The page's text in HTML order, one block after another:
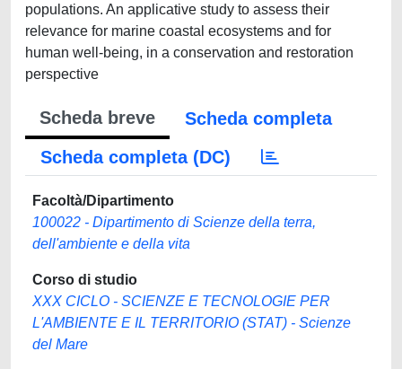
populations. An applicative study to assess their
relevance for marine coastal ecosystems and for
human well-being, in a conservation and restoration
perspective
Scheda breve
Scheda completa
Scheda completa (DC)
Facoltà/Dipartimento
100022 - Dipartimento di Scienze della terra,
dell'ambiente e della vita
Corso di studio
XXX CICLO - SCIENZE E TECNOLOGIE PER
L'AMBIENTE E IL TERRITORIO (STAT) - Scienze
del Mare